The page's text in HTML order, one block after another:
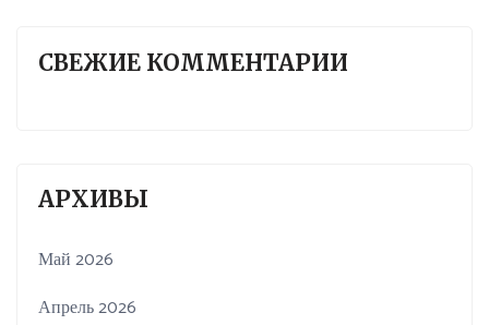
СВЕЖИЕ КОММЕНТАРИИ
АРХИВЫ
Май 2026
Апрель 2026